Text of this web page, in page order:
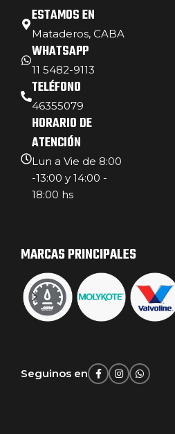
ESTAMOS EN
Mataderos, CABA
WHATSAPP
11 5482-9113
TELÉFONO
46355079
HORARIO DE
ATENCIÓN
Lun a Vie de 8:00
-13:00 y 14:00 -
18:00 hs
MARCAS PRINCIPALES
Seguinos en